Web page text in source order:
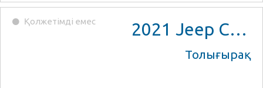
Қолжетімді емес 2021 Jeep Compass
Толығырақ